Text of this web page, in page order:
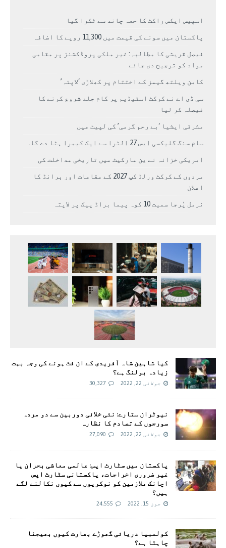
اسپیس ایکس راکٹ کا حصہ چاند سے ٹکرا گیا
پاکستان میں سونے کی قیمت میں 11,300 روپے کا اضافہ
فیصل قریشی کا مطالبہ: غیر ملکی پروڈکشنز پر مقامی
مواد کو ترجیح دی جائے
کامن ویلتھ گیمز کے اختتام پر کھلاڑی ‘لاپتہ’
سی ڈی اے نے کرکٹ اسٹیڈیم پر کام جلد شروع کرنے کا
فیصلہ کر لیا
مشرقی ایشیا ‘بے رحم گرمی’ کی لپیٹ میں
سام سنگ گلیکسی ایس 27 الٹرا سے ایک کیمرا ہٹا دے گا.
امریکی خزانہ نے ین مارکیٹ میں تاریخی مداخلت کی
مردوں کے کرکٹ ورلڈ کپ 2027 کے مقامات اور برانڈ کا
اعلان
نرمل پُرجا سمیت 10 کوہ پیما براڈ پیک پر لاپتہ
کیا شاہین شاہ آفریدی کے ان فٹ ہونے کی وجہ بہت
زیادہ بولنگ ہے؟
جولائی 22, 2022 30,327
نیوٹران ستارے: نئی خلائی دوربین سے دو مردہ
سورجوں کے تصادم کا نظارہ
جولائی 22, 2022 27,090
پاکستان میں سٹارٹ اپس: عالمی معاشی بحران یا
غیر ضروری اخراجات، پاکستانی سٹارٹ اپس
اچانک ملازمین کو نوکریوں سے کیوں نکالنے لگے
ہیں؟
جون 15, 2022 24,555
کولمبیا دریائی گھوڑے بھارت کیوں بھیجنا
چاہتا ہے؟